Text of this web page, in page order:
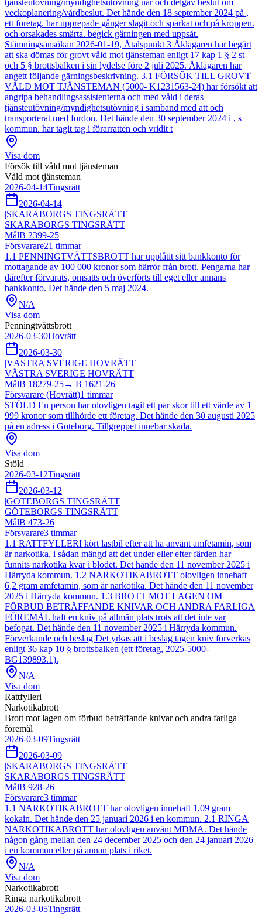
tjänsteutövning/myndighetsutövning när och delgav beslut om
veckoplanering/vårdbeslut. Det hände den 18 september 2024 på ,
ett företag. har upprepade gånger slagit och sparkat och på kroppen.
och orsakades smärta. begick gärningen med uppsåt.
Stämningsansökan 2026-01-19, Åtalspunkt 3 Åklagaren har begärt
att ska dömas för grovt våld mot tjänsteman enligt 17 kap 1 § 2 st
och 5 § brottsbalken i sin lydelse före 2 juli 2025. Åklagaren har
angett följande gärningsbeskrivning. 3.1 FÖRSÖK TILL GROVT
VÅLD MOT TJÄNSTEMAN (5000- K1231563-24) har försökt att
angripa behandlingsassistenterna och med våld i deras
tjänsteutövning/myndighetsutövning i samband med att och
transporterat med fordon. Det hände den 30 september 2024 i , s
kommun. har tagit tag i förarratten och vridit t
Visa dom
Försök till våld mot tjänsteman
Våld mot tjänsteman
2026-04-14Tingsrätt
2026-04-14
|SKARABORGS TINGSRÄTT
SKARABORGS TINGSRÄTT
MålB 2399-25
Försvarare21 timmar
1.1 PENNINGTVÄTTSBROTT har upplåtit sitt bankkonto för
mottagande av 100 000 kronor som härrör från brott. Pengarna har
därefter förvarats, omsatts och överförts till eget eller annans
bankkonto. Det hände den 5 maj 2024.
N/A
Visa dom
Penningtvättsbrott
2026-03-30Hovrätt
2026-03-30
|VÄSTRA SVERIGE HOVRÄTT
VÄSTRA SVERIGE HOVRÄTT
MålB 18279-25→ B 1621-26
Försvarare (Hovrätt)1 timmar
STÖLD En person har olovligen tagit ett par skor till ett värde av 1
999 kronor som tillhörde ett företag. Det hände den 30 augusti 2025
på en adress i Göteborg. Tillgreppet innebar skada.
Visa dom
Stöld
2026-03-12Tingsrätt
2026-03-12
|GÖTEBORGS TINGSRÄTT
GÖTEBORGS TINGSRÄTT
MålB 473-26
Försvarare3 timmar
1.1 RATTFYLLERI kört lastbil efter att ha använt amfetamin, som
är narkotika, i sådan mängd att det under eller efter färden har
funnits narkotika kvar i blodet. Det hände den 11 november 2025 i
Härryda kommun. 1.2 NARKOTIKABROTT olovligen innehaft
6,2 gram amfetamin, som är narkotika. Det hände den 11 november
2025 i Härryda kommun. 1.3 BROTT MOT LAGEN OM
FÖRBUD BETRÄFFANDE KNIVAR OCH ANDRA FARLIGA
FÖREMÅL haft en kniv på allmän plats trots att det inte var
befogat. Det hände den 11 november 2025 i Härryda kommun.
Förverkande och beslag Det yrkas att i beslag tagen kniv förverkas
enligt 36 kap 10 § brottsbalken (ett företag, 2025-5000-
BG139893.1).
N/A
Visa dom
Rattfylleri
Narkotikabrott
Brott mot lagen om förbud beträffande knivar och andra farliga
föremål
2026-03-09Tingsrätt
2026-03-09
|SKARABORGS TINGSRÄTT
SKARABORGS TINGSRÄTT
MålB 928-26
Försvarare3 timmar
1.1 NARKOTIKABROTT har olovligen innehaft 1,09 gram
kokain. Det hände den 25 januari 2026 i en kommun. 2.1 RINGA
NARKOTIKABROTT har olovligen använt MDMA. Det hände
någon gång mellan den 24 december 2025 och den 24 januari 2026
i en kommun eller på annan plats i riket.
N/A
Visa dom
Narkotikabrott
Ringa narkotikabrott
2026-03-05Tingsrätt